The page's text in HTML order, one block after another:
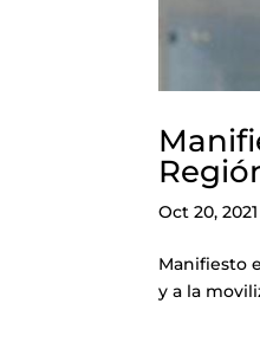
Oct 20, 2021
Manifiesto
y a la